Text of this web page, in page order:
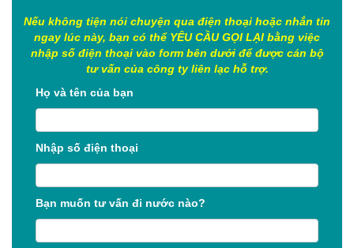
Nếu không tiện nói chuyện qua điện thoại hoặc nhắn tin
ngay lúc này, bạn có thể YÊU CẦU GỌI LẠI bằng việc
nhập số điện thoại vào form bên dưới để được cán bộ
tư vấn của công ty liên lạc hỗ trợ.
Họ và tên của bạn
Nhập số điện thoại
Bạn muốn tư vấn đi nước nào?